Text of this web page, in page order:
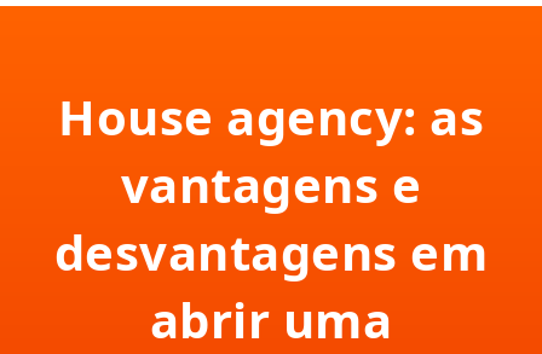
House agency: as
vantagens e
desvantagens em
abrir uma